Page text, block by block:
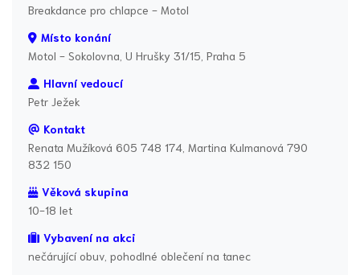
Breakdance pro chlapce - Motol
Místo konání
Motol - Sokolovna, U Hrušky 31/15, Praha 5
Hlavní vedoucí
Petr Ježek
Kontakt
Renata Mužíková 605 748 174, Martina Kulmanová 790
832 150
Věková skupina
10-18 let
Vybavení na akci
nečárující obuv, pohodlné oblečení na tanec